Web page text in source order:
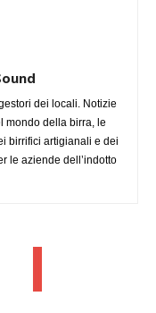
dei locali. Notizie
mondo della birra, le
birrifici artigianali e dei
le aziende dell’indotto